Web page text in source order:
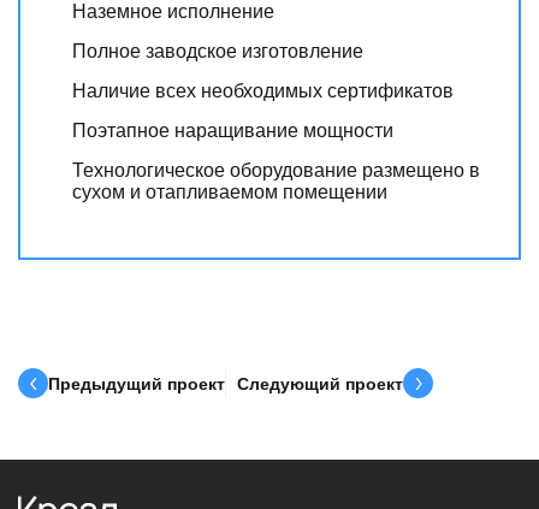
Наземное исполнение
Полное заводское изготовление
Наличие всех необходимых сертификатов
Поэтапное наращивание мощности
Технологическое оборудование размещено в
сухом и отапливаемом помещении
Предыдущий проект Следующий проект